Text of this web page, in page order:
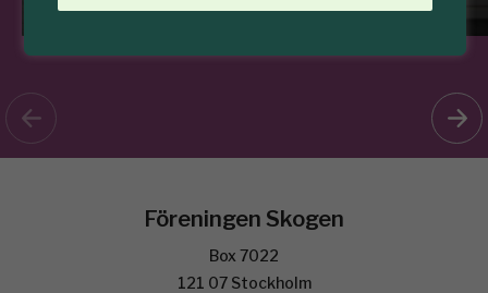
Föreningen Skogen
Box 7022
121 07 Stockholm